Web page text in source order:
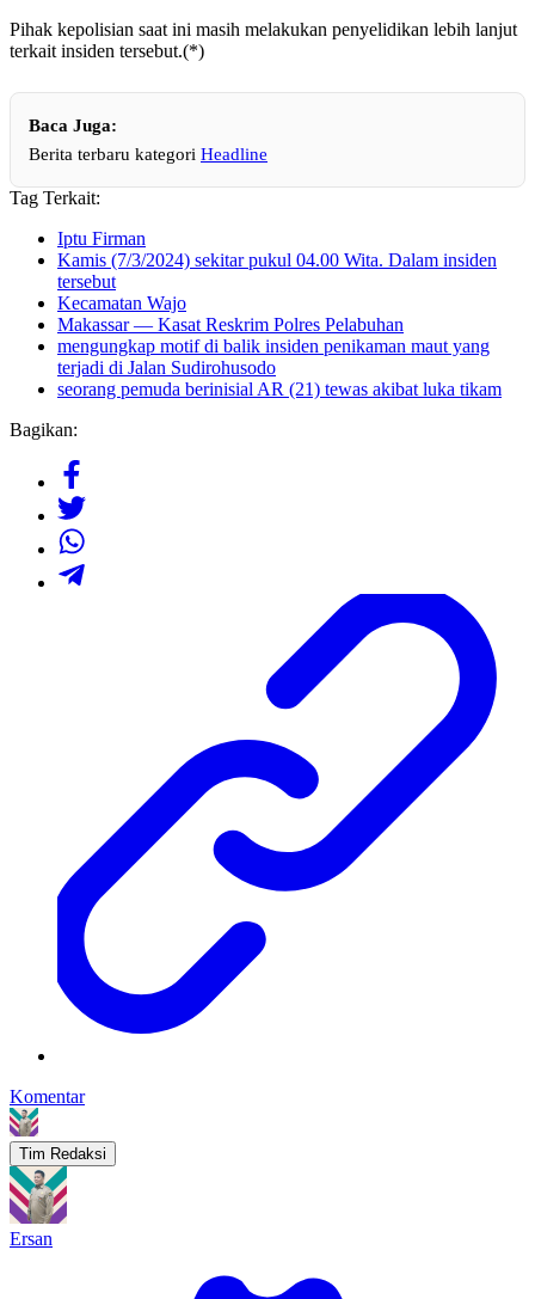
Pihak kepolisian saat ini masih melakukan penyelidikan lebih lanjut
terkait insiden tersebut.(*)
Baca Juga:
Berita terbaru kategori Headline
Tag Terkait:
Iptu Firman
Kamis (7/3/2024) sekitar pukul 04.00 Wita. Dalam insiden
tersebut
Kecamatan Wajo
Makassar — Kasat Reskrim Polres Pelabuhan
mengungkap motif di balik insiden penikaman maut yang
terjadi di Jalan Sudirohusodo
seorang pemuda berinisial AR (21) tewas akibat luka tikam
Bagikan:
Komentar
Tim Redaksi
Ersan